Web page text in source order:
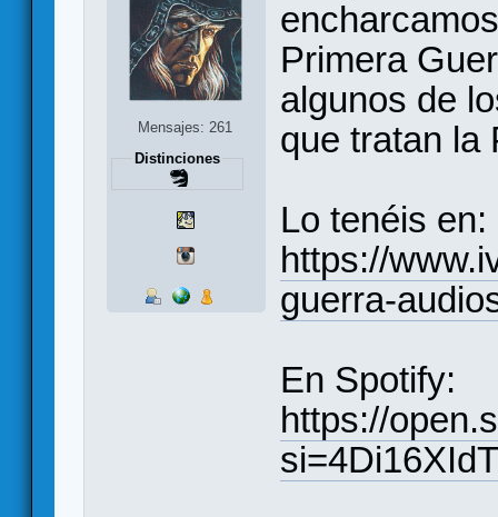
Mensajes: 261
Distinciones
Primera
algunos de
que tratan la
Lo tenéis en:
https://
guerra-
En Spotify:
https://